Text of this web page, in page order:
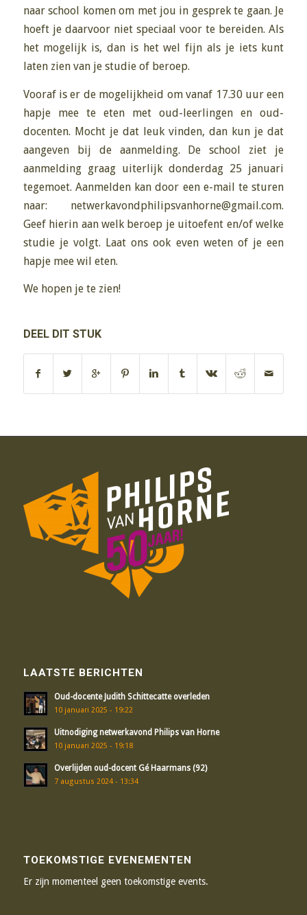
naar school komen om met jou in gesprek te gaan. Je
hoeft je daarvoor niet speciaal voor te bereiden. Als
het mogelijk is, dan is het wel fijn als je iets kunt
laten zien van je studie of beroep.
Vooraf is er de mogelijkheid om vanaf 17.30 uur een
hapje mee te eten met oud-leerlingen en oud-
docenten. Mocht je dat leuk vinden, dan kun je dat
aangeven bij de aanmelding. De school ziet je
aanmelding graag uiterlijk donderdag 25 januari
tegemoet. Aanmelden kan door een e-mail te sturen
naar: netwerkavondphilipsvanhorne@gmail.com.
Geef hierin aan welk beroep je uitoefent en/of welke
studie je volgt. Laat ons ook even weten of je een
hapje mee wil eten.
We hopen je te zien!
DEEL DIT STUK
LAATSTE BERICHTEN
Oud-docente Judith Schittecatte overleden
10 januari 2025 - 19:22
Uitnodiging netwerkavond Philips van Horne
10 januari 2025 - 19:18
Overlijden oud-docent Gé Haarmans (92)
7 augustus 2024 - 13:34
TOEKOMSTIGE EVENEMENTEN
Er zijn momenteel geen toekomstige events.